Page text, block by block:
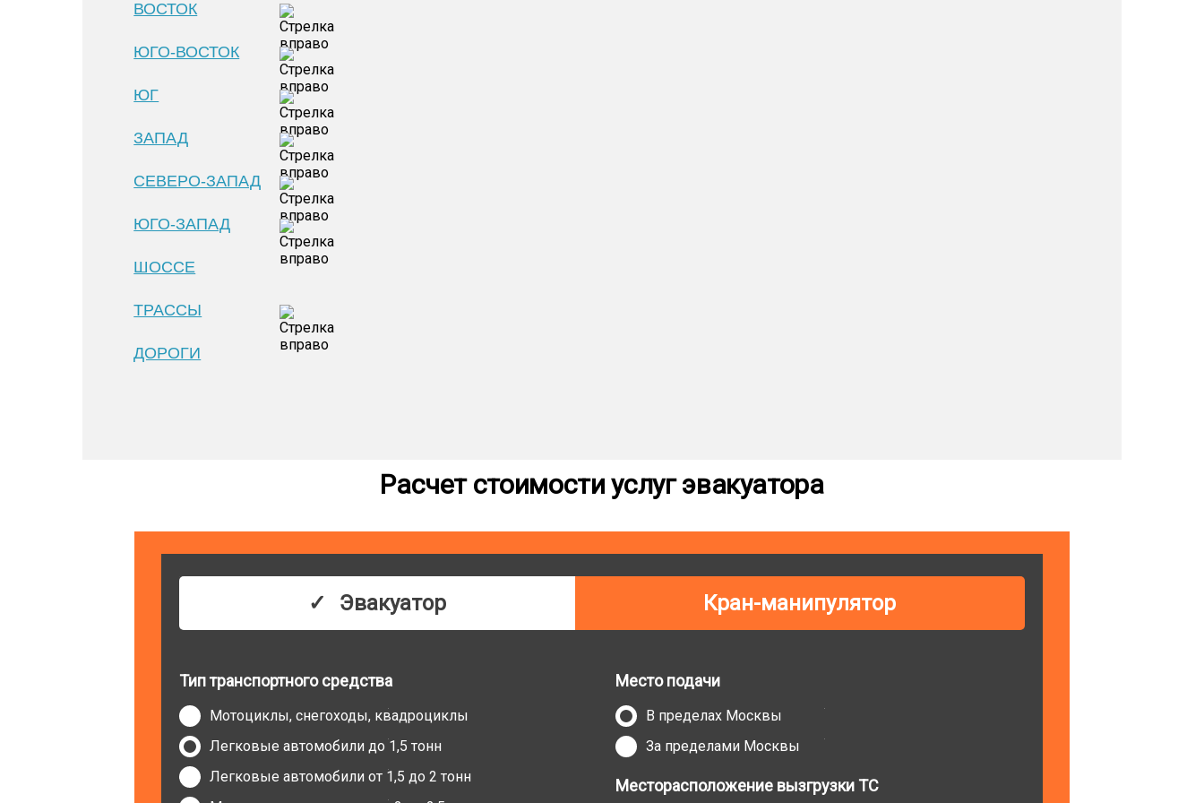
ВОСТОК
ЮГО-ВОСТОК
ЮГ
ЗАПАД
СЕВЕРО-ЗАПАД
ЮГО-ЗАПАД
ШОССЕ
ТРАССЫ
ДОРОГИ
Расчет стоимости услуг эвакуатора
Эвакуатор Кран-манипулятор
Тип транспортного средства
Мотоциклы, снегоходы, квадроциклы
Легковые автомобили до 1,5 тонн
Легковые автомобили от 1,5 до 2 тонн
Место подачи
В пределах Москвы
За пределами Москвы
Месторасположение вызгрузки ТС